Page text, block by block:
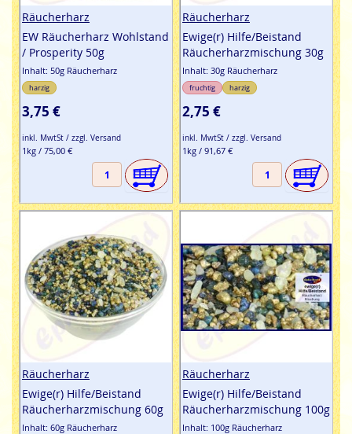
Räucherharz
EW Räucherharz Wohlstand
/ Prosperity 50g
Inhalt: 50g Räucherharz
harzig
3,75 €
inkl. MwtSt / zzgl. Versand
1kg / 75,00 €
Räucherharz
Ewige(r) Hilfe/Beistand
Räucherharzmischung 30g
Inhalt: 30g Räucherharz
fruchtig harzig
2,75 €
inkl. MwtSt / zzgl. Versand
1kg / 91,67 €
Räucherharz
Ewige(r) Hilfe/Beistand
Räucherharzmischung 60g
Inhalt: 60g Räucherharz
Räucherharz
Ewige(r) Hilfe/Beistand
Räucherharzmischung 100g
Inhalt: 100g Räucherharz